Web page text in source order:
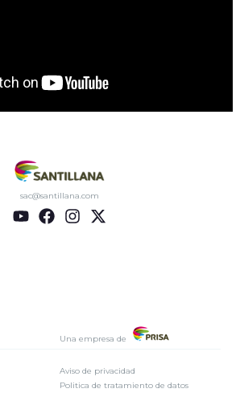
sac@santillana.com
Una empresa de
Aviso de privacidad
Politica de tratamiento de datos